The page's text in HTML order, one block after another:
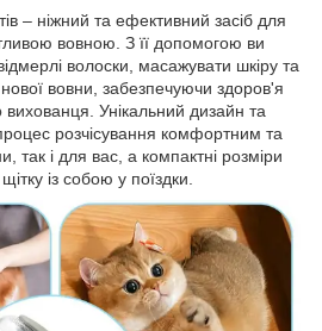
– ніжний та ефективний засіб для
вовною. З її допомогою ви
волоски, масажувати шкіру та
вовни, забезпечуючи здоров'я
Унікальний дизайн та
розчісування комфортним та
так і для вас, а компактні розміри
із собою у поїздки.